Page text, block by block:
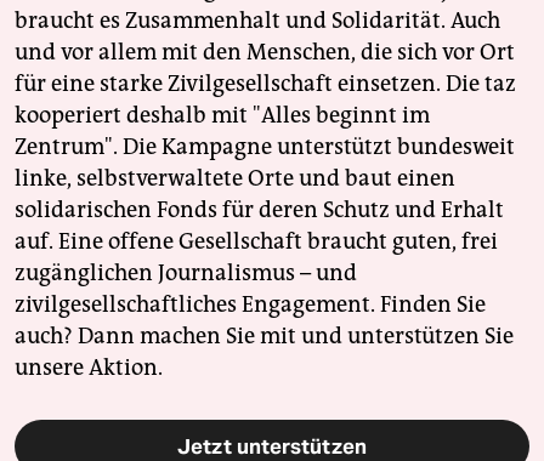
braucht es Zusammenhalt und Solidarität. Auch
und vor allem mit den Menschen, die sich vor Ort
für eine starke Zivilgesellschaft einsetzen. Die taz
kooperiert deshalb mit "Alles beginnt im
Zentrum". Die Kampagne unterstützt bundesweit
linke, selbstverwaltete Orte und baut einen
solidarischen Fonds für deren Schutz und Erhalt
auf. Eine offene Gesellschaft braucht guten, frei
zugänglichen Journalismus – und
zivilgesellschaftliches Engagement. Finden Sie
auch? Dann machen Sie mit und unterstützen Sie
unsere Aktion.
Jetzt unterstützen